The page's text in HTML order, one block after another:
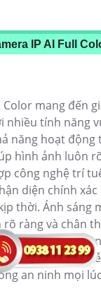
IP AI Full
Color mang đến
nhiều tính năng
năng hoạt
hình ảnh luôn
công nghệ trí
diện chính
thời. Ánh sáng
ràng và chân
qua internet
người dùng
an ninh mọi